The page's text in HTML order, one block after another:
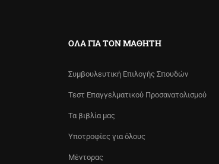
ΌΛΑ ΓΙΑ ΤΟΝ ΜΑΘΗΤΉ
Συμβουλευτική Επιλογής Σπουδών
Τεστ Επαγγελματικού Προσανατολισμού
Τα βιβλία μας
Υποτροφίες για όλους
Μέντορας